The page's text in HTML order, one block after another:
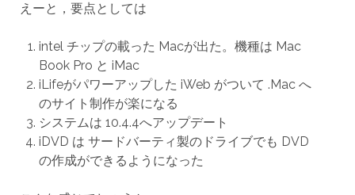
えーと，要点としては
intel チップの載った Macが出た。機種は Mac
Book Pro と iMac
iLifeがパワーアップした iWeb がついて .Mac へ
のサイト制作が楽になる
システムは 10.4.4へアップデート
iDVD は サードバーティ製のドライブでも DVD
の作成ができるようになった